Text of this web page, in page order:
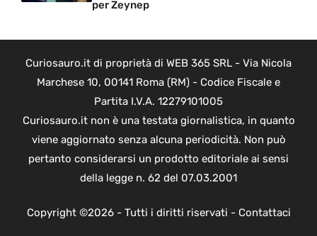
per Zeynep
Curiosauro.it di proprietà di WEB 365 SRL - Via Nicola
Marchese 10, 00141 Roma (RM) - Codice Fiscale e
Partita I.V.A. 12279101005
Curiosauro.it non è una testata giornalistica, in quanto
viene aggiornato senza alcuna periodicità. Non può
pertanto considerarsi un prodotto editoriale ai sensi
della legge n. 62 del 07.03.2001
Copyright ©2026 - Tutti i diritti riservati - Contattaci